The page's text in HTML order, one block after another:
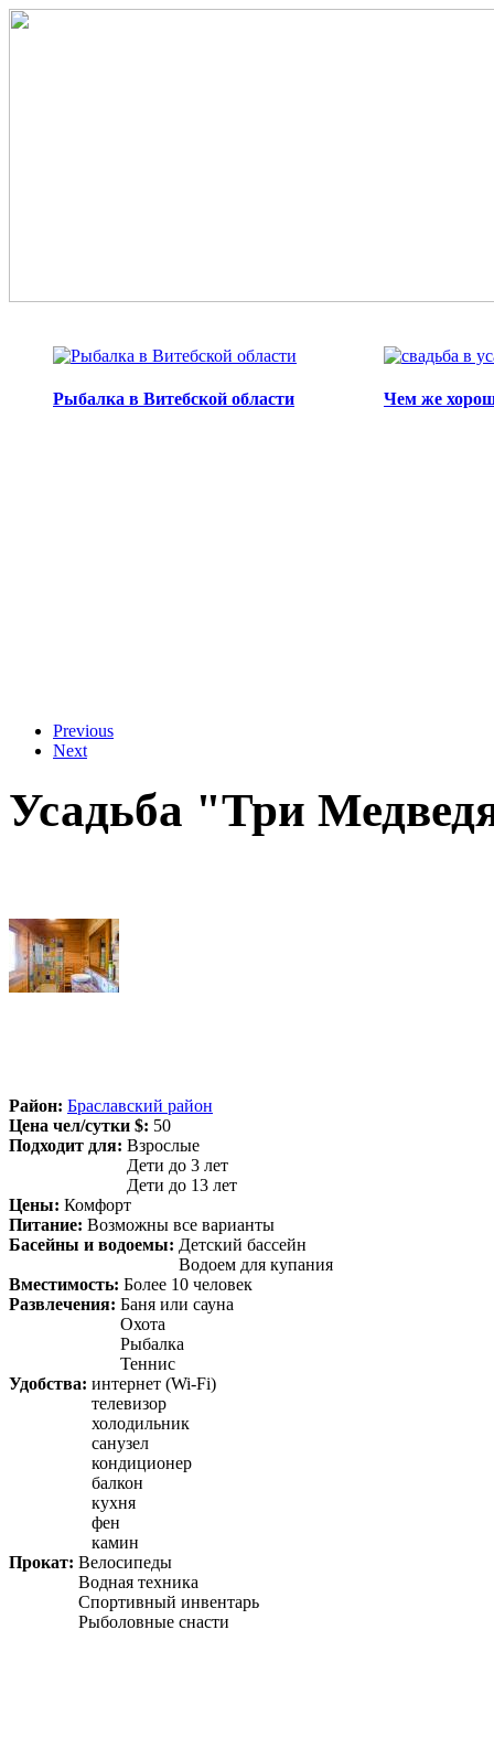
Перейти к основному содержанию
Рыбалка в Витебской области Чем же
Previous
Next
Усадьба "Три
Район: Браславский район
Цена чел/сутки $: 50
Подходит для: Взрослые
Дети до 3 лет
Дети до 13 лет
Цены: Комфорт
Питание: Возможны все варианты
Басейны и водоемы: Детский бассейн
Водоем для купания
Вместимость: Более 10 человек
Развлечения: Баня или сауна
Охота
Рыбалка
Теннис
Удобства: интернет (Wi-Fi)
телевизор
холодильник
санузел
кондиционер
балкон
кухня
фен
камин
Прокат: Велосипеды
Водная техника
Спортивный инвентарь
Рыболовные снасти